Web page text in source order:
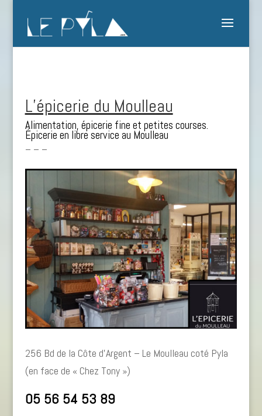
L’épicerie du Moulleau
Alimentation, épicerie fine et petites courses.
Épicerie en libre service au Moulleau
– – –
256 Bd de la Côte d’Argent – Le Moulleau coté Pyla
(en face de « Chez Tony »)
05 56 54 53 89